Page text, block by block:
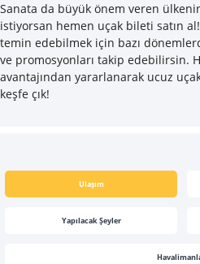
Sanata da büyük önem veren
istiyorsan hemen uçak bileti satın
temin edebilmek için bazı
ve promosyonları takip edebilirsin.
avantajından yararlanarak ucuz
keşfe çık!
Ulaşım
Yapılacak Şeyler